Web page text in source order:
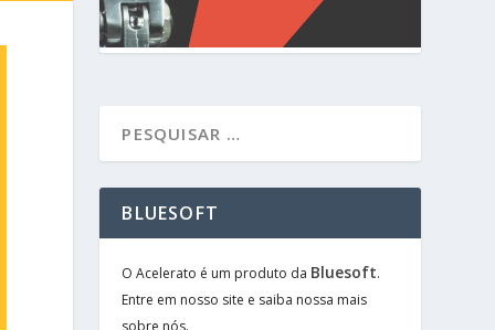
BLUESOFT
O Acelerato é um produto da Bluesoft.
Entre em nosso site e saiba nossa mais
sobre nós.